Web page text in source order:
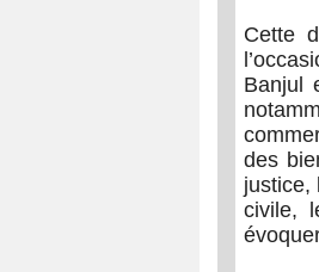
Cette
Banjul
des
justice,
civile,